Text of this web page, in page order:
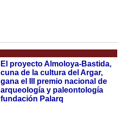
El proyecto Almoloya-Bastida,
cuna de la cultura del Argar,
gana el III premio nacional de
arqueología y paleontología
fundación Palarq